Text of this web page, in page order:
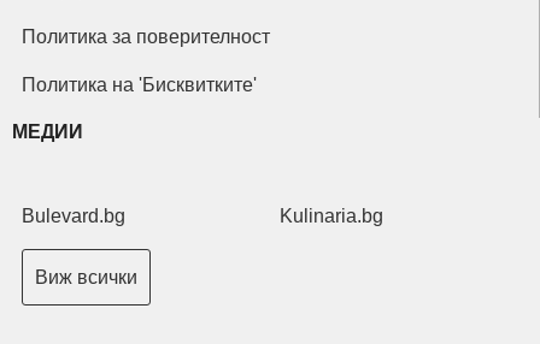
Политика за поверителност
Политика на 'Бисквитките'
МЕДИИ
Bulevard.bg Kulinaria.bg
Виж всички